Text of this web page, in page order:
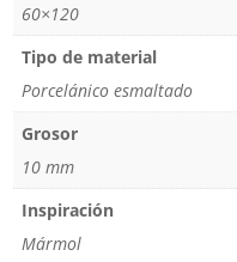
60×120
Tipo de material
Porcelánico esmaltado
Grosor
10 mm
Inspiración
Mármol